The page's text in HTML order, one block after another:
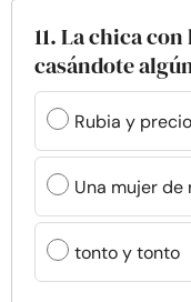
11. La chica
casándote
Rubia y
Una mujer de
tonto y tonto